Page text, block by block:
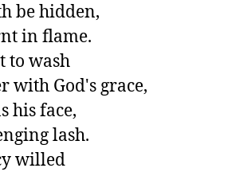
be hidden,
in flame.
to wash
with God's grace,
his face,
lash.
willed